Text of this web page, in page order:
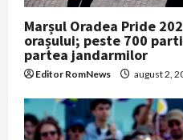
Marșul Oradea Pride
orașului; peste 700
partea jandarmilor
Editor RomNews august 2,